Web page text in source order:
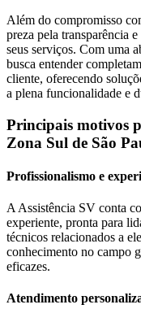
Além do compromisso
preza pela transparência
seus serviços. Com uma
busca entender
cliente, oferecendo
a plena funcionalidade e
Principais motivos
Zona Sul de São
Profissionalismo e
A Assistência SV conta
experiente, pronta para
técnicos relacionados a
conhecimento no campo
eficazes.
Atendimento